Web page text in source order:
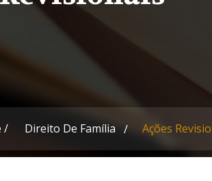
/ Direito De Família Ações